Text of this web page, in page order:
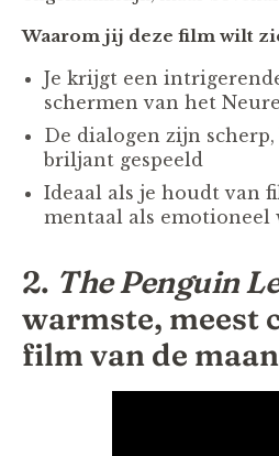
Waarom jij deze film wilt
Je krijgt een
schermen van het
De dialogen zijn
briljant gespeeld
Ideaal als je houdt van
mentaal als emotioneel
2. The Penguin
warmste, meest
film van de